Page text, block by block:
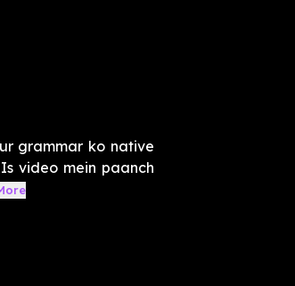
grammar ko native
video mein paanch